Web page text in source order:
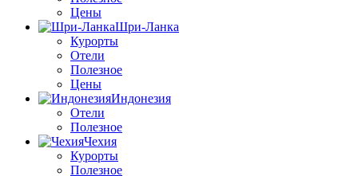
Цены
Шри-Ланка
Курорты
Отели
Полезное
Цены
Индонезия
Отели
Полезное
Чехия
Курорты
Полезное